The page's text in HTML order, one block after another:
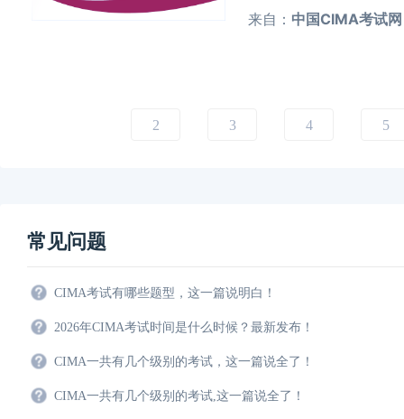
来自： 中国CIMA考试网
2 3 4 5
常见问题
CIMA考试有哪些题型，这一篇说明白！
2026年CIMA考试时间是什么时候？最新发布！
CIMA一共有几个级别的考试，这一篇说全了！
CIMA一共有几个级别的考试,这一篇说全了！